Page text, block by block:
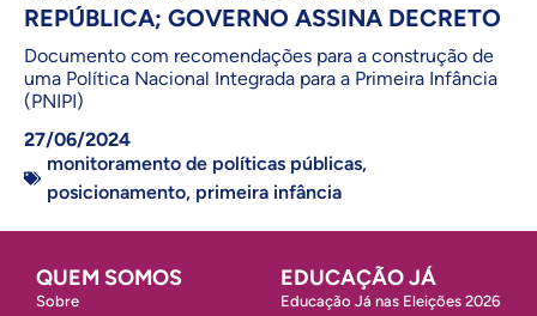
REPÚBLICA; GOVERNO ASSINA DECRETO
Documento com recomendações para a construção de
uma Política Nacional Integrada para a Primeira Infância
(PNIPI)
27/06/2024
monitoramento de políticas públicas,
posicionamento, primeira infância
QUEM SOMOS
Sobre
EDUCAÇÃO JÁ
Educação Já nas Eleições 2026